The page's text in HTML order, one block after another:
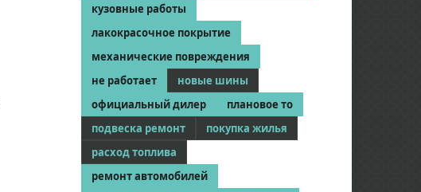
кузовные работы
лакокрасочное покрытие
механические повреждения
не работает
новые шины
официальный дилер
плановое то
подвеска ремонт
покупка жилья
расход топлива
ремонт автомобилей